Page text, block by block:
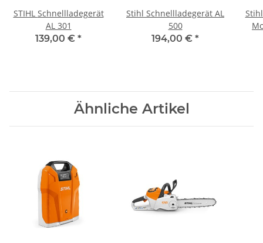
STIHL Schnellladegerät
AL 301
139,00 € *
Stihl Schnellladegerät AL
500
194,00 € *
Ähnliche Artikel